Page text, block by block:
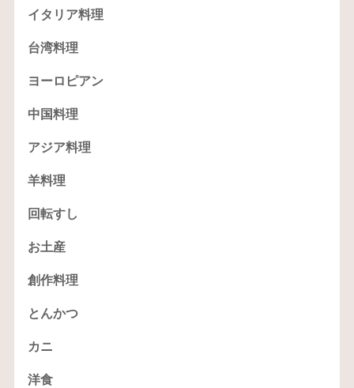
イタリア料理
台湾料理
ヨーロピアン
中国料理
アジア料理
羊料理
回転すし
お土産
創作料理
とんかつ
カニ
洋食